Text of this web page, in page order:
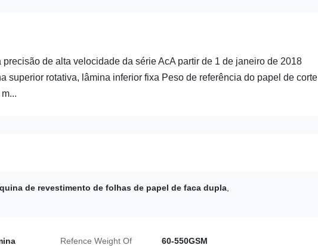
de alta velocidade da série AcA partir de 1 de janeiro de 2018
superior rotativa, lâmina inferior fixa Peso de referência do papel de corte
de revestimento de folhas de papel de faca dupla
Refence Weight Of
60-550GSM